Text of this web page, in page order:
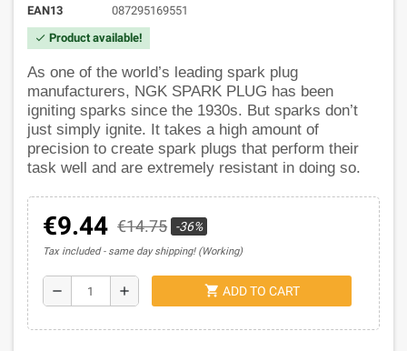
EAN13
087295169551
check Product available!
As one of the world’s leading spark plug
manufacturers, NGK SPARK PLUG has been
igniting sparks since the 1930s. But sparks don’t
just simply ignite. It takes a high amount of
precision to create spark plugs that perform their
task well and are extremely resistant in doing so.
€9.44 €14.75 -36%
Tax included same day shipping! (Working)
remove add shopping_cart ADD TO CART